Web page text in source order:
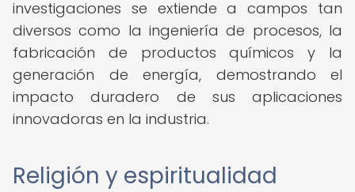
investigaciones se extiende a campos tan
diversos como la ingeniería de procesos, la
fabricación de productos químicos y la
generación de energía, demostrando el
impacto duradero de sus aplicaciones
innovadoras en la industria.
Religión y espiritualidad